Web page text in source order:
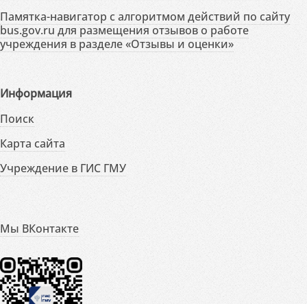
Памятка-навигатор с алгоритмом действий по сайту
bus.gov.ru для размещения отзывов о работе
учреждения в разделе «Отзывы и оценки»
Информация
Поиск
Карта сайта
Учреждение в ГИС ГМУ
Мы ВКонтакте